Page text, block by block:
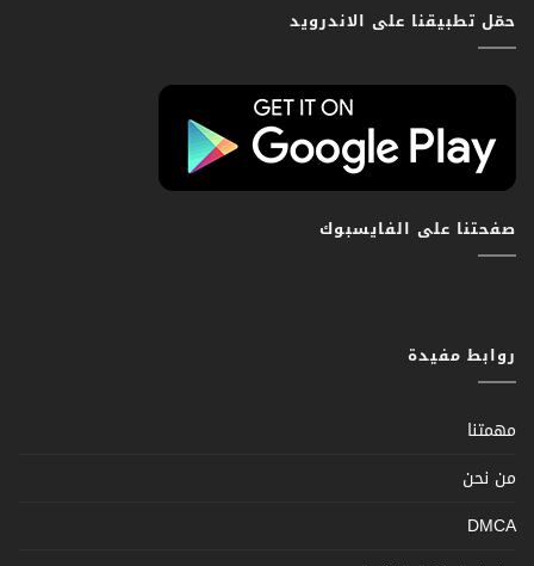
حمّل تطبيقنا على الاندرويد
صفحتنا على الفايسبوك
روابط مفيدة
مهمتنا
من نحن
DMCA